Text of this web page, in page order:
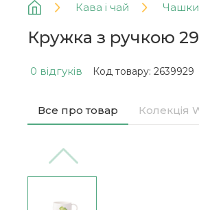
Кава і чай Чашки
Кружка з ручкою
0 відгуків Код товару: 2639929
Все про товар Колекція